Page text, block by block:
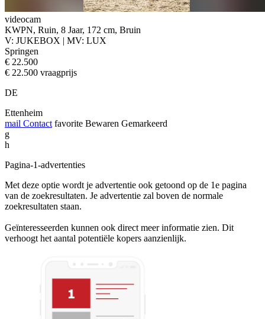
videocam
KWPN, Ruin, 8 Jaar, 172 cm, Bruin
V: JUKEBOX | MV: LUX
Springen
€ 22.500
€ 22.500 vraagprijs
DE
Ettenheim
mail Contact favorite Bewaren Gemarkeerd
g
h
Pagina-1-advertenties
Met deze optie wordt je advertentie ook getoond op de 1e pagina
van de zoekresultaten. Je advertentie zal boven de normale
zoekresultaten staan.
Geïnteresseerden kunnen ook direct meer informatie zien. Dit
verhoogt het aantal potentiële kopers aanzienlijk.